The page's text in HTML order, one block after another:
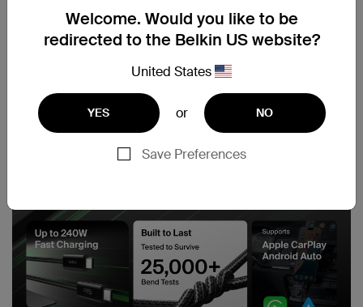
Welcome. Would you like to be
redirected to the Belkin US website?
United States
YES or NO
Save Preferences